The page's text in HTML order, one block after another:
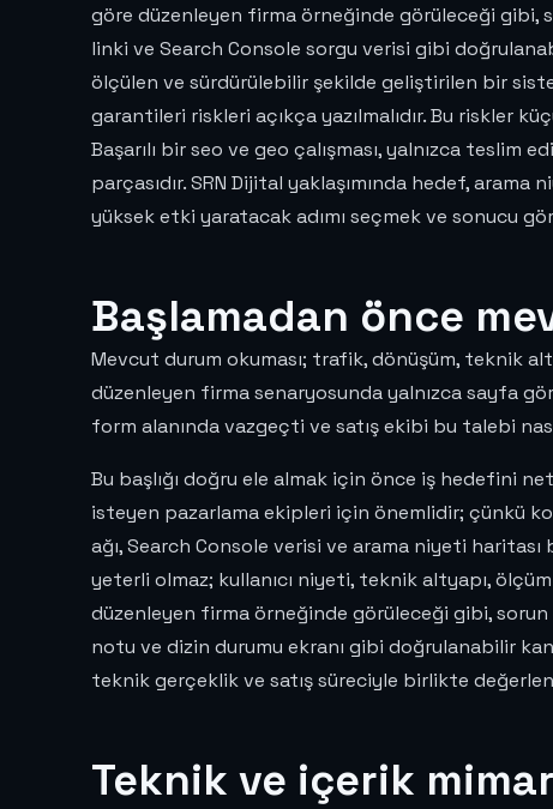
göre düzenleyen firma örneğinde görüleceği gibi,
linki ve Search Console sorgu verisi gibi
ölçülen ve sürdürülebilir şekilde geliştirilen bir
garantileri riskleri açıkça yazılmalıdır. Bu riskler
Başarılı bir seo ve geo çalışması, yalnızca
parçasıdır. SRN Dijital yaklaşımında hedef,
yüksek etki yaratacak adımı seçmek ve sonucu
Başlamadan önce
Mevcut durum okuması; trafik, dönüşüm, teknik
düzenleyen firma senaryosunda yalnızca sayfa
form alanında vazgeçti ve satış ekibi bu talebi
Bu başlığı doğru ele almak için önce iş hedefini
isteyen pazarlama ekipleri için önemlidir; çünkü
ağı, Search Console verisi ve arama niyeti
yeterli olmaz; kullanıcı niyeti, teknik altyapı,
düzenleyen firma örneğinde görüleceği gibi, sorun
notu ve dizin durumu ekranı gibi doğrulanabilir
teknik gerçeklik ve satış süreciyle birlikte
Teknik ve içerik